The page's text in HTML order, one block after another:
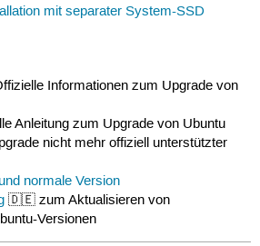
mit separater System-SSD
Informationen zum Upgrade von
Anleitung zum Upgrade von Ubuntu
nicht mehr offiziell unterstützter
normale Version
🇩🇪 zum Aktualisieren von
Versionen